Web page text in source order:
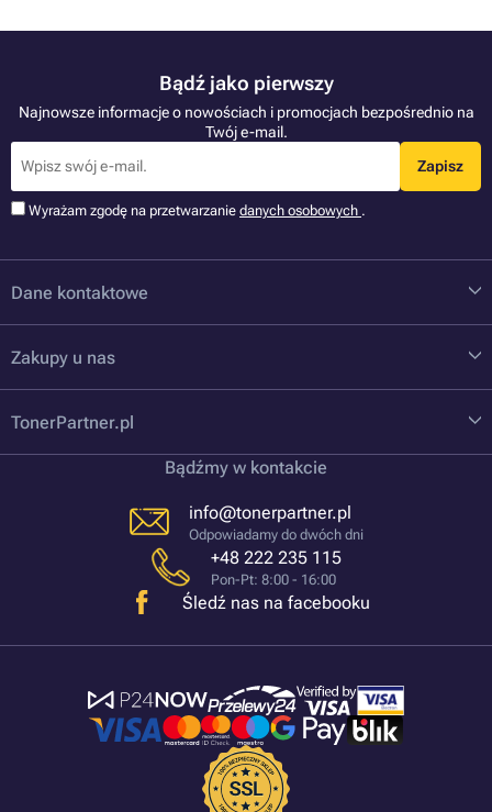
Bądź jako pierwszy
Najnowsze informacje o nowościach i promocjach bezpośrednio na
Twój e-mail.
Zapisz
Wyrażam zgodę na przetwarzanie danych osobowych .
Dane kontaktowe
Zakupy u nas
TonerPartner.pl
Bądźmy w kontakcie
info@tonerpartner.pl
Odpowiadamy do dwóch dni
+48 222 235 115
Pon-Pt: 8:00 - 16:00
Śledź nas na facebooku